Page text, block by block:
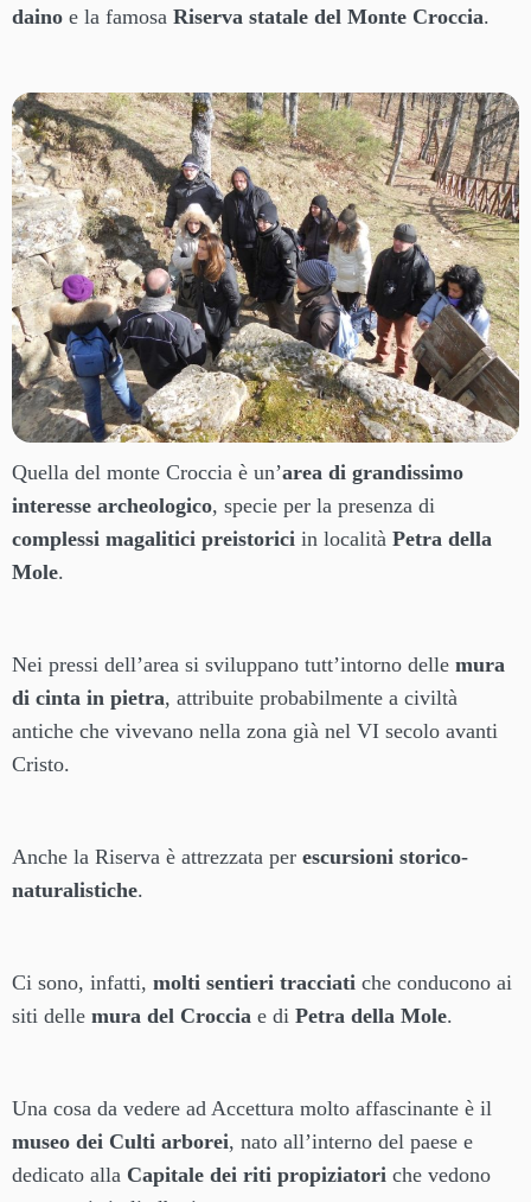
daino e la famosa Riserva statale del Monte Croccia.
Quella del monte Croccia è un’area di grandissimo
interesse archeologico, specie per la presenza di
complessi magalitici preistorici in località Petra della
Mole.
Nei pressi dell’area si sviluppano tutt’intorno delle mura
di cinta in pietra, attribuite probabilmente a civiltà
antiche che vivevano nella zona già nel VI secolo avanti
Cristo.
Anche la Riserva è attrezzata per escursioni storico-
naturalistiche.
Ci sono, infatti, molti sentieri tracciati che conducono ai
siti delle mura del Croccia e di Petra della Mole.
Una cosa da vedere ad Accettura molto affascinante è il
museo dei Culti arborei, nato all’interno del paese e
dedicato alla Capitale dei riti propiziatori che vedono